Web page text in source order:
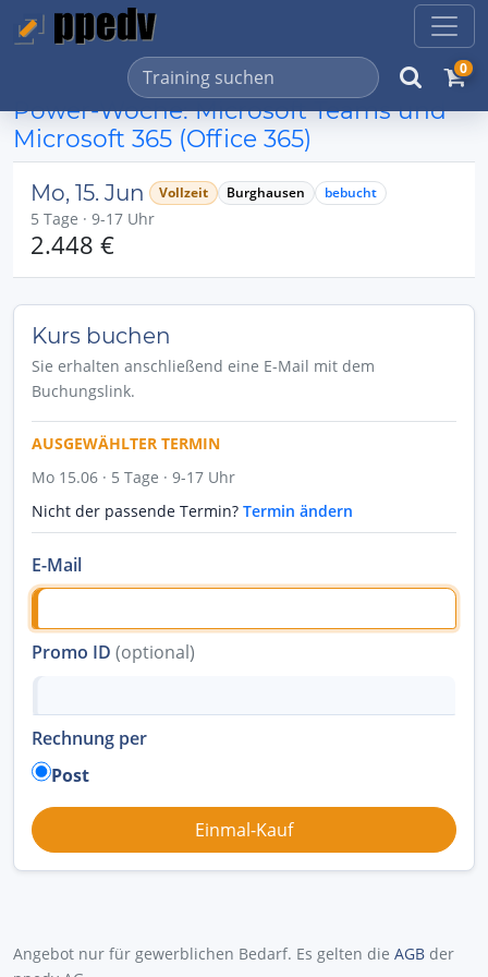
0
Power-Woche: Microsoft Teams und
Microsoft 365 (Office 365)
Mo, 15. Jun Vollzeit Burghausen bebucht
5 Tage · 9-17 Uhr
2.448 €
Kurs buchen
Sie erhalten anschließend eine E-Mail mit dem
Buchungslink.
AUSGEWÄHLTER TERMIN
Mo 15.06 · 5 Tage · 9-17 Uhr
Nicht der passende Termin? Termin ändern
E-Mail
Promo ID (optional)
Rechnung per
Post
Angebot nur für gewerblichen Bedarf. Es gelten die AGB der